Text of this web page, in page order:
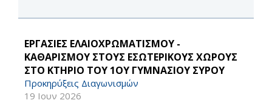
ΕΡΓΑΣΙΕΣ ΕΛΑΙΟΧΡΩΜΑΤΙΣΜΟΥ -
ΚΑΘΑΡΙΣΜΟΥ ΣΤΟΥΣ ΕΣΩΤΕΡΙΚΟΥΣ ΧΩΡΟΥΣ
ΣΤΟ ΚΤΗΡΙΟ ΤΟΥ 1ΟΥ ΓΥΜΝΑΣΙΟΥ ΣΥΡΟΥ
Προκηρύξεις Διαγωνισμών
19 Ιουν 2026